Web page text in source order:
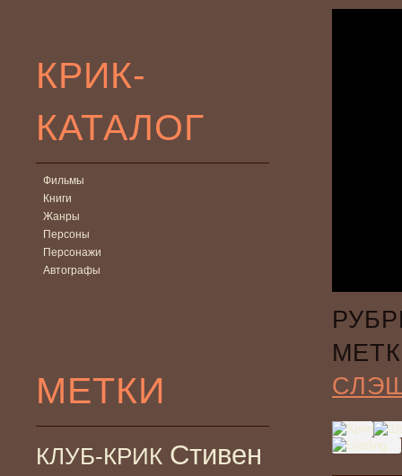
КРИК-
КАТАЛОГ
Фильмы
Книги
Жанры
Персоны
Персонажи
Автографы
МЕТКИ
КЛУБ-КРИК Стивен